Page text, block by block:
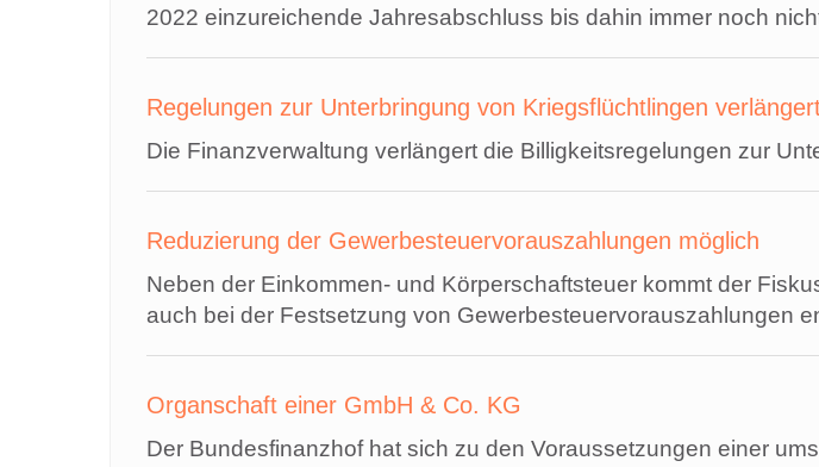
2022 einzureichende Jahresabschluss bis dahin immer noch
Regelungen zur Unterbringung von Kriegsflüchtlingen
Die Finanzverwaltung verlängert die Billigkeitsregelungen zur
Reduzierung der Gewerbesteuervorauszahlungen möglich
Neben der Einkommen- und Körperschaftsteuer kommt der
auch bei der Festsetzung von Gewerbesteuervorauszahlungen
Organschaft einer GmbH & Co. KG
Der Bundesfinanzhof hat sich zu den Voraussetzungen einer